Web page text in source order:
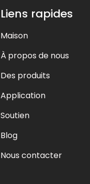
Liens rapides
Maison
À propos de nous
Des produits
Application
Soutien
Blog
Nous contacter